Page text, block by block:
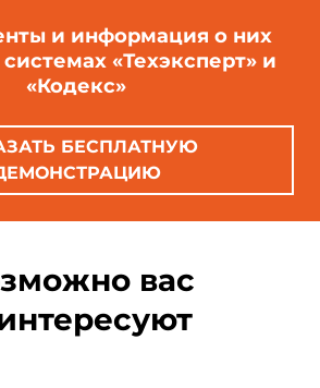
и информация о них
«Техэксперт» и
«Кодекс»
БЕСПЛАТНУЮ
вас